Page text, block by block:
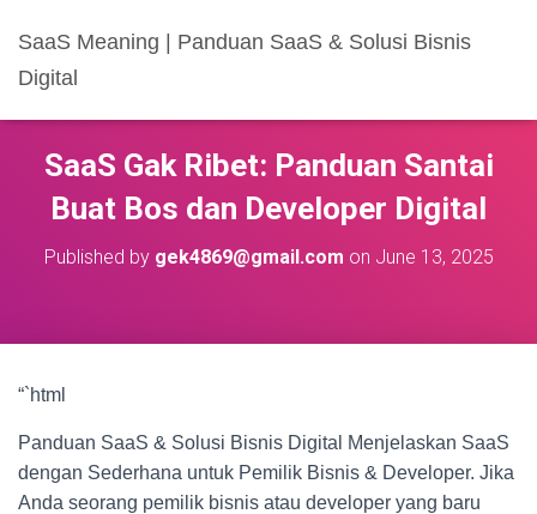
SaaS Meaning | Panduan SaaS & Solusi Bisnis
Digital
SaaS Gak Ribet: Panduan Santai
Buat Bos dan Developer Digital
Published by gek4869@gmail.com on June 13, 2025
“`html
Panduan SaaS & Solusi Bisnis Digital Menjelaskan SaaS
dengan Sederhana untuk Pemilik Bisnis & Developer. Jika
Anda seorang pemilik bisnis atau developer yang baru